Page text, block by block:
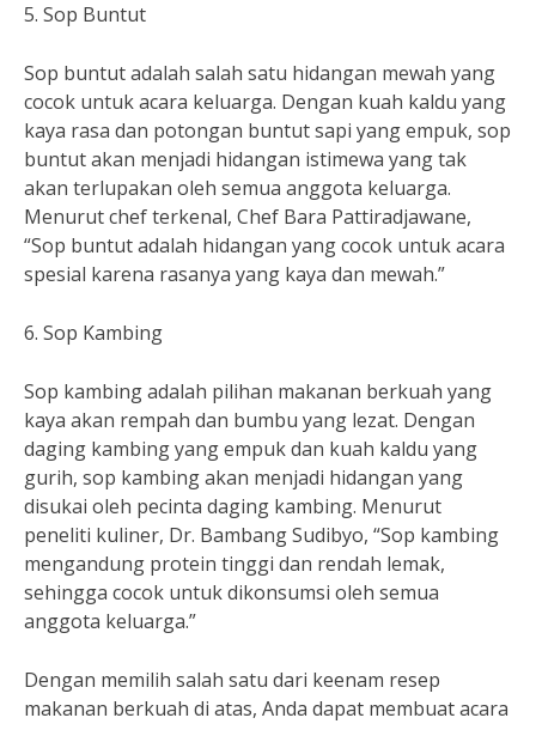
5. Sop Buntut
Sop buntut adalah salah satu hidangan mewah yang
cocok untuk acara keluarga. Dengan kuah kaldu yang
kaya rasa dan potongan buntut sapi yang empuk, sop
buntut akan menjadi hidangan istimewa yang tak
akan terlupakan oleh semua anggota keluarga.
Menurut chef terkenal, Chef Bara Pattiradjawane,
“Sop buntut adalah hidangan yang cocok untuk acara
spesial karena rasanya yang kaya dan mewah.”
6. Sop Kambing
Sop kambing adalah pilihan makanan berkuah yang
kaya akan rempah dan bumbu yang lezat. Dengan
daging kambing yang empuk dan kuah kaldu yang
gurih, sop kambing akan menjadi hidangan yang
disukai oleh pecinta daging kambing. Menurut
peneliti kuliner, Dr. Bambang Sudibyo, “Sop kambing
mengandung protein tinggi dan rendah lemak,
sehingga cocok untuk dikonsumsi oleh semua
anggota keluarga.”
Dengan memilih salah satu dari keenam resep
makanan berkuah di atas, Anda dapat membuat acara